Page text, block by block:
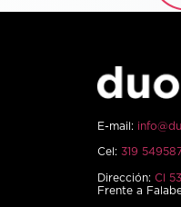
E-mail:
Cel: 319
Dirección: Cl
Frente a